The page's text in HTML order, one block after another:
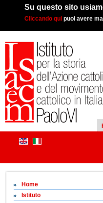
Su questo sito
Cliccando qui puoi avere
Home
Istituto